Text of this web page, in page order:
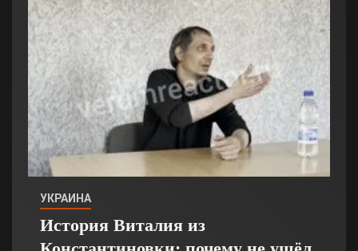
УКРАИНА
История Виталия из